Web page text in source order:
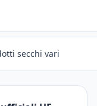
secchi vari